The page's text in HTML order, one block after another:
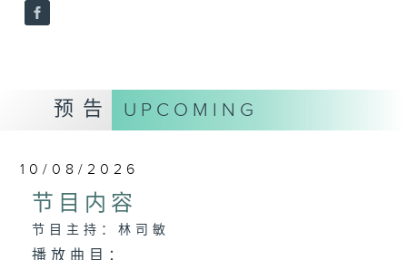
预告 UPCOMING
10/08/2026
节目内容
节目主持：林司敏
播放曲目：